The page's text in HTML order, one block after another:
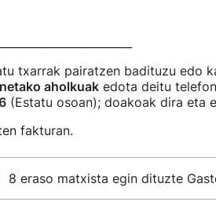
txarrak pairatzen badituzu edo
aholkuakedota deitu
(Estatu osoan); doakoak dira eta
fakturan.
8 eraso matxista egin dituzte